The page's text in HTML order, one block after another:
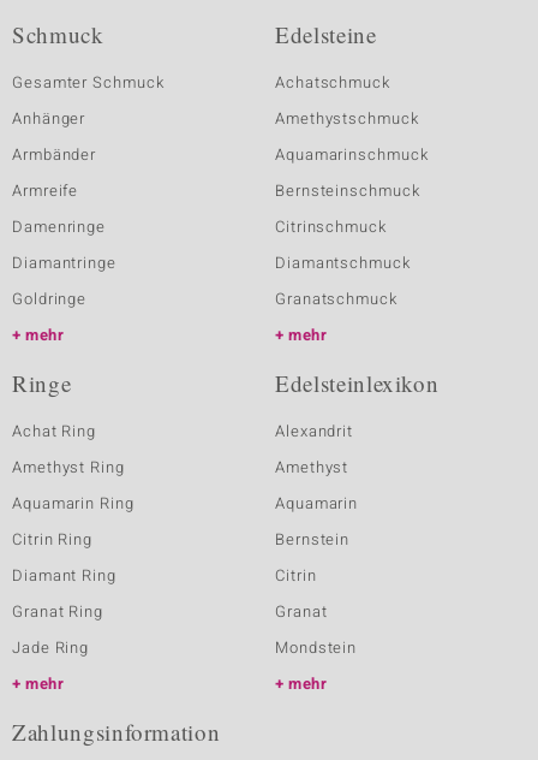
Schmuck
Gesamter Schmuck
Anhänger
Armbänder
Armreife
Damenringe
Diamantringe
Goldringe
mehr
Edelsteine
Achatschmuck
Amethystschmuck
Aquamarinschmuck
Bernsteinschmuck
Citrinschmuck
Diamantschmuck
Granatschmuck
mehr
Ringe
Achat Ring
Amethyst Ring
Aquamarin Ring
Citrin Ring
Diamant Ring
Granat Ring
Jade Ring
mehr
Edelsteinlexikon
Alexandrit
Amethyst
Aquamarin
Bernstein
Citrin
Granat
Mondstein
mehr
Zahlungsinformation